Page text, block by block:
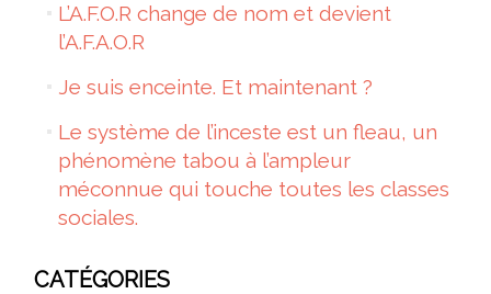
L’A.F.O.R change de nom et devient
l’A.F.A.O.R
Je suis enceinte. Et maintenant ?
Le système de l’inceste est un fleau, un
phénomène tabou à l’ampleur
méconnue qui touche toutes les classes
sociales.
CATÉGORIES